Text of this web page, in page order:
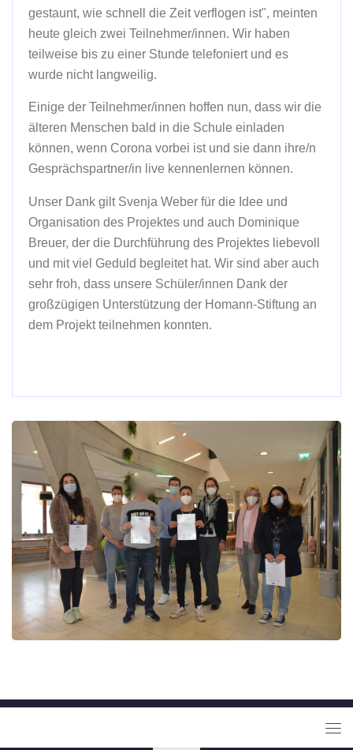
gestaunt, wie schnell die Zeit verflogen ist", meinten
heute gleich zwei Teilnehmer/innen. Wir haben
teilweise bis zu einer Stunde telefoniert und es
wurde nicht langweilig.
Einige der Teilnehmer/innen hoffen nun, dass wir die
älteren Menschen bald in die Schule einladen
können, wenn Corona vorbei ist und sie dann ihre/n
Gesprächspartner/in live kennenlernen können.
Unser Dank gilt Svenja Weber für die Idee und
Organisation des Projektes und auch Dominique
Breuer, der die Durchführung des Projektes liebevoll
und mit viel Geduld begleitet hat. Wir sind aber auch
sehr froh, dass unsere Schüler/innen Dank der
großzügigen Unterstützung der Homann-Stiftung an
dem Projekt teilnehmen konnten.